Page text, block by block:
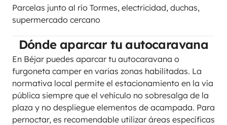
Parcelas junto al río Tormes, electricidad, duchas,
supermercado cercano
Dónde aparcar tu autocaravana
En Béjar puedes aparcar tu autocaravana o
furgoneta camper en varias zonas habilitadas. La
normativa local permite el estacionamiento en la vía
pública siempre que el vehículo no sobresalga de la
plaza y no despliegue elementos de acampada. Para
pernoctar, es recomendable utilizar áreas específicas